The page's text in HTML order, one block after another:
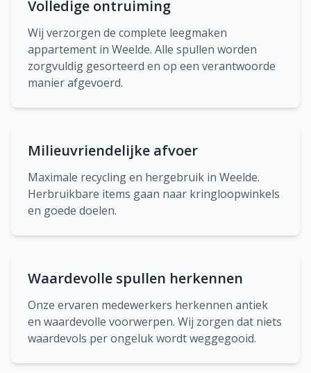
Volledige ontruiming
Wij verzorgen de complete leegmaken
appartement in Weelde. Alle spullen worden
zorgvuldig gesorteerd en op een verantwoorde
manier afgevoerd.
Milieuvriendelijke afvoer
Maximale recycling en hergebruik in Weelde.
Herbruikbare items gaan naar kringloopwinkels
en goede doelen.
Waardevolle spullen herkennen
Onze ervaren medewerkers herkennen antiek
en waardevolle voorwerpen. Wij zorgen dat niets
waardevols per ongeluk wordt weggegooid.